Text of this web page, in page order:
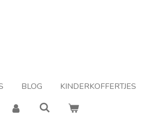
BLOG
KINDERKOFFERTJES